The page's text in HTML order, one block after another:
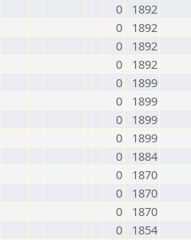
0
1892
0
1892
0
1892
0
1892
0
1899
0
1899
0
1899
0
1899
0
1884
0
1870
0
1870
0
1870
0
1854